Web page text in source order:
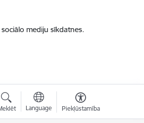
mediju sīkdatnes.
Language Piekļūstamība